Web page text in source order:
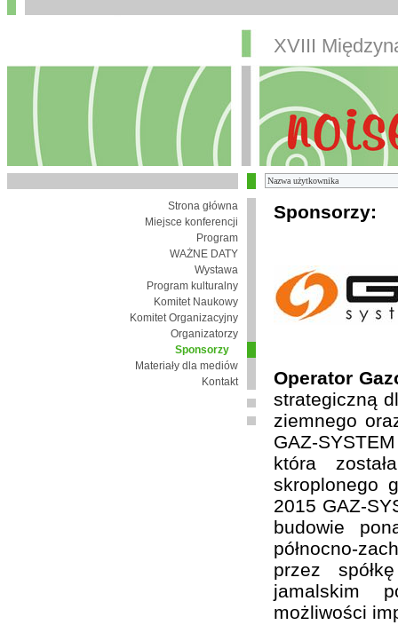
XVIII
Strona główna
Miejsce konferencji
Program
WAŻNE DATY
Wystawa
Program kulturalny
Komitet Naukowy
Komitet Organizacyjny
Organizatorzy
Sponsorzy
Materiały dla mediów
Kontakt
Sponsorzy:
Operator
strategiczną
ziemnego
GAZ-
która
skroplonego
2015 GAZ-
budowie
północno-
przez
jamalskim
możliwości